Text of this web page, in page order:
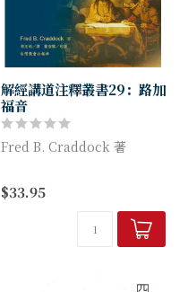
解經講道注釋叢書29：路加
福音
Fred B. Craddock 著
注釋的準則，Craddock喚起
人們關注在耶穌和猶太教的傳
統，以及後來教會之間的連續
$33.95